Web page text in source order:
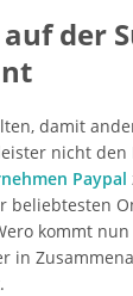
der
damit
nicht
Paypal
beliebtesten
kommt
in